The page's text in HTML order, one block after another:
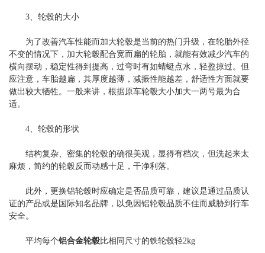
3、轮毂的大小
为了改善汽车性能而加大轮毂是当前的热门升级，在轮胎外径
不变的情况下，加大轮毂配合宽而扁的轮胎，就能有效减少汽车的
横向摆动，稳定性得到提高，过弯时有如蜻蜓点水，轻盈掠过。但
应注意，车胎越扁，其厚度越薄，减振性能越差，舒适性方面就要
做出较大牺牲。一般来讲，根据原车轮毂大小加大一两号最为合
适。
4、轮毂的形状
结构复杂、密集的轮毂的确很美观，显得有档次，但洗起来太
麻烦，简约的轮毂反而动感十足，干净利落。
此外，更换铝轮毂时应确定是否品质可靠，建议是通过品质认
证的产品或是国际知名品牌，以免因铝轮毂品质不佳而威胁到行车
安全。
平均每个铝合金轮毂比相同尺寸的铁轮毂轻2kg